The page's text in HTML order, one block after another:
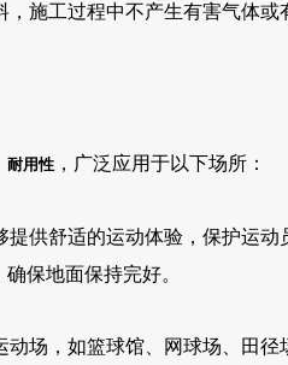
，施工过程中不产生有害气体
耐用性 ，广泛应用于以下场所：
提供舒适的运动体验，保护运
保地面保持完好。
场，如篮球馆、网球场、田径